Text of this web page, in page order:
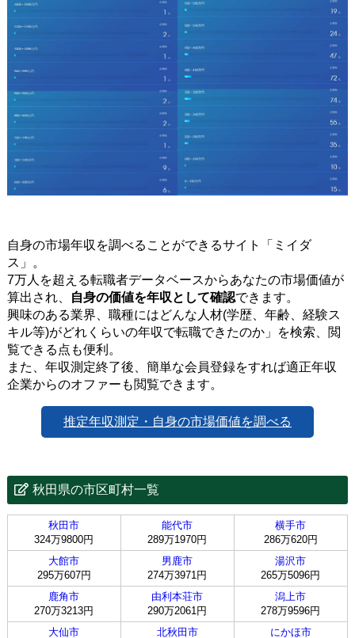
自身の市場年収を調べることができるサイト「ミイダ
ス」。
7万人を超える転職者データベースからあなたの市場価値が
算出され、
自身の価値を年収として確認できます。
興味のある業界、職種にはどんな人材(学歴、年齢、経験ス
キル等)がどれくらいの年収で転職できたのか」を検索、閲
覧できる点も便利。
また、年収測定終了後、簡単な会員登録をすれば適正年収
企業からのオファーも閲覧できます。
推定年収測定・自身の市場価値を調べる
秋田県の市区町村一覧
秋田市
324万9800円
能代市
289万1970円
横手市
286万620円
大館市
295万607円
男鹿市
274万3971円
湯沢市
265万5096円
鹿角市
270万3213円
由利本荘市
290万2061円
潟上市
278万9596円
大仙市
北秋田市
にかほ市